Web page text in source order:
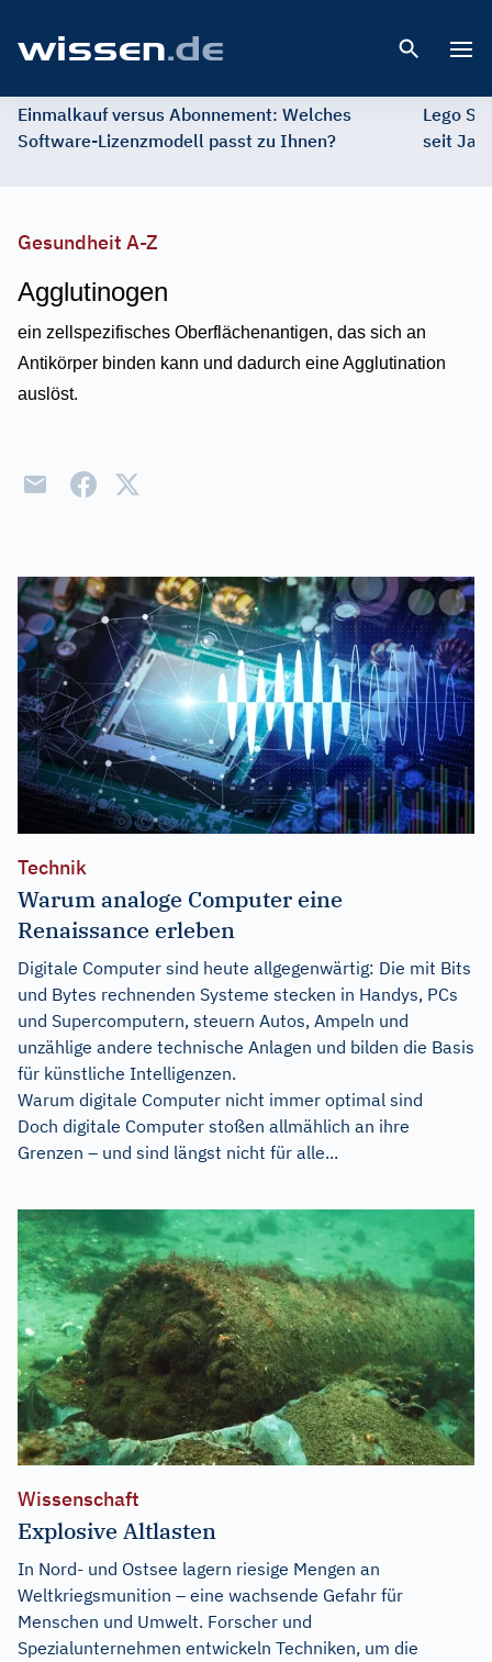
Einmalkauf versus Abonnement: Welches
Software-Lizenzmodell passt zu Ihnen?
Lego
seit
Gesundheit A-Z
Agglutinogen
ein zellspezifisches Oberflächenantigen, das sich an
Antikörper binden kann und dadurch eine Agglutination
auslöst.
Technik
Warum analoge Computer eine
Renaissance erleben
Digitale Computer sind heute allgegenwärtig: Die mit Bits
und Bytes rechnenden Systeme stecken in Handys, PCs
und Supercomputern, steuern Autos, Ampeln und
unzählige andere technische Anlagen und bilden die Basis
für künstliche Intelligenzen.
Warum digitale Computer nicht immer optimal sind
Doch digitale Computer stoßen allmählich an ihre
Grenzen – und sind längst nicht für alle...
Wissenschaft
Explosive Altlasten
In Nord- und Ostsee lagern riesige Mengen an
Weltkriegsmunition – eine wachsende Gefahr für
Menschen und Umwelt. Forscher und
Spezialunternehmen entwickeln Techniken, um die